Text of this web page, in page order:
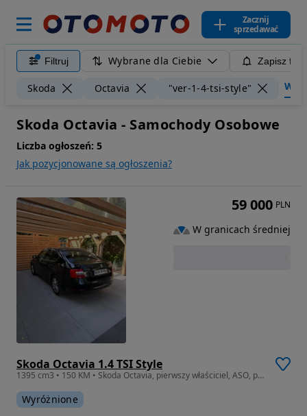
Zacznij
sprzedawać
Filtruj Wybrane dla Ciebie Zapisz
Skoda Octavia "ver-1-4-tsi-style"
Skoda Octavia - Samochody Osobowe
Liczba ogłoszeń: 5
Jak pozycjonowane są ogłoszenia?
Skoda Octavia 1.4 TSI Style
1395 cm3 • 150 KM • Skoda Octavia, pierwszy właściciel, ASO, prywatnie, 64000 KM
Wyróżnione
59 000 PLN
W granicach średniej